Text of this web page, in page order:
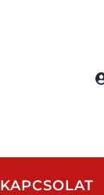
KAPCSOLAT